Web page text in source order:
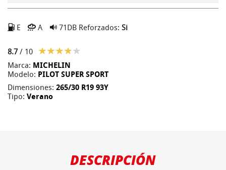
E A 71DB Reforzados: Si
8.7/ 10
Marca: MICHELIN
Modelo: PILOT SUPER SPORT
Dimensiones: 265/30 R19 93Y
Tipo: Verano
DESCRIPCIÓN